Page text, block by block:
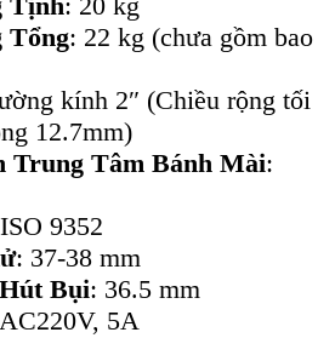
Tổng: 22 kg (chưa gồm bao
kính 2″ (Chiều rộng tối
12.7mm)
Trung Tâm Bánh Mài:
9352
: 37-38 mm
Bụi: 36.5 mm
5A